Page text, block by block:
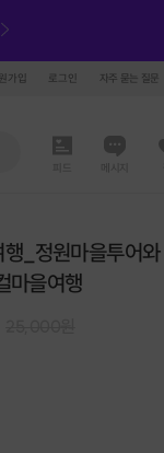
가입 로그인 자주 묻는 질문
메시지
_정원마을투어와
마을여행